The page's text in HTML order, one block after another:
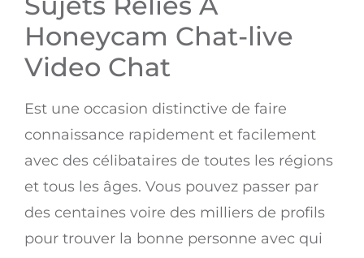
Honeycam Chat-live
Video Chat
Est une occasion distinctive de faire
connaissance rapidement et facilement
avec des célibataires de toutes les régions
et tous les âges. Vous pouvez passer par
des centaines voire des milliers de profils
pour trouver la bonne personne avec qui